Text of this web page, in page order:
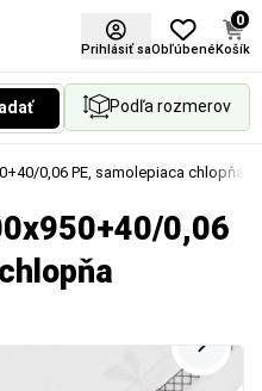
Prihlásiť saObľúbené
0
Košík
Podľa rozmerov
0,06 PE, samolepiaca chlopňa
0,06